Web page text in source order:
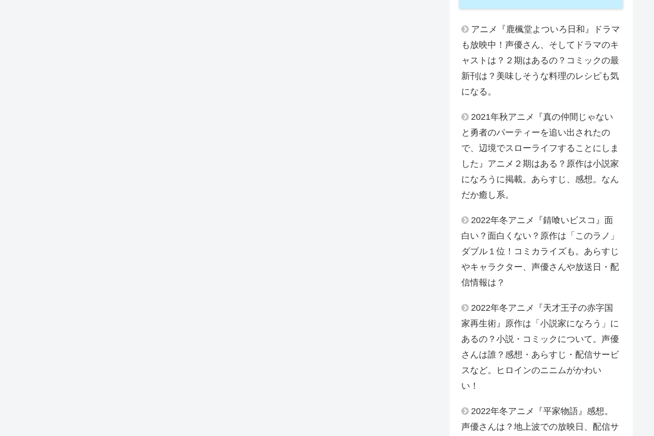
アニメ『鹿楓堂よついろ日和』ドラマ
も放映中！声優さん、そしてドラマのキ
ャストは？２期はあるの？コミックの最
新刊は？美味しそうな料理のレシピも気
になる。
2021年秋アニメ『真の仲間じゃない
と勇者のパーティーを追い出されたの
で、辺境でスローライフすることにしま
した』アニメ２期はある？原作は小説家
になろうに掲載。あらすじ、感想。なん
だか癒し系。
2022年冬アニメ『錆喰いビスコ』面
白い？面白くない？原作は「このラノ」
ダブル１位！コミカライズも。あらすじ
やキャラクター、声優さんや放送日・配
信情報は？
2022年冬アニメ『天才王子の赤字国
家再生術』原作は「小説家になろう」に
あるの？小説・コミックについて。声優
さんは誰？感想・あらすじ・配信サービ
スなど。ヒロインのニニムがかわい
い！
2022年冬アニメ『平家物語』感想。
声優さんは？地上波での放映日、配信サ